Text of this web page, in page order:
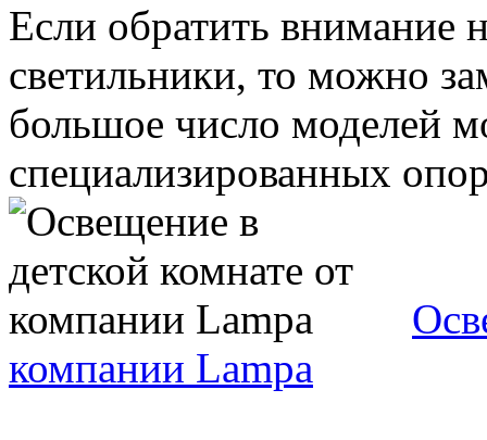
Если обратить внимание
светильники, то можно
большое число моделей
специализированных
компании Lampa